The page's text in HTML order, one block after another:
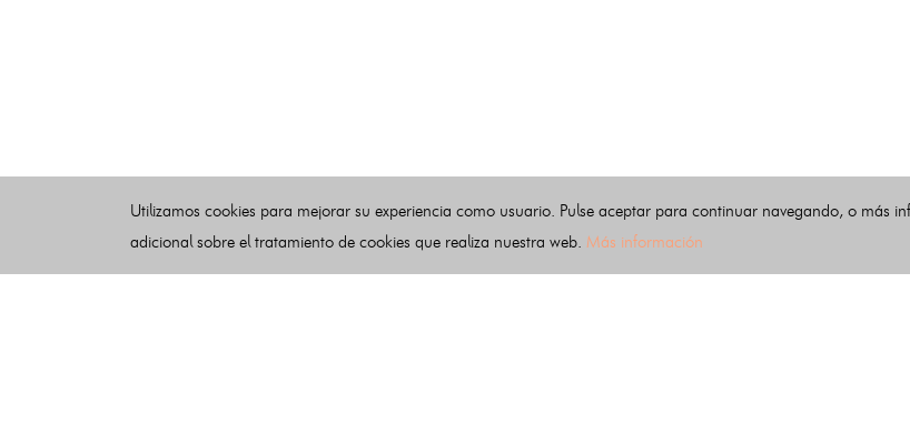
Utilizamos cookies para mejorar su experiencia como usuario. Pulse aceptar para continuar navegando, o más
adicional sobre el tratamiento de cookies que realiza nuestra web. Más información